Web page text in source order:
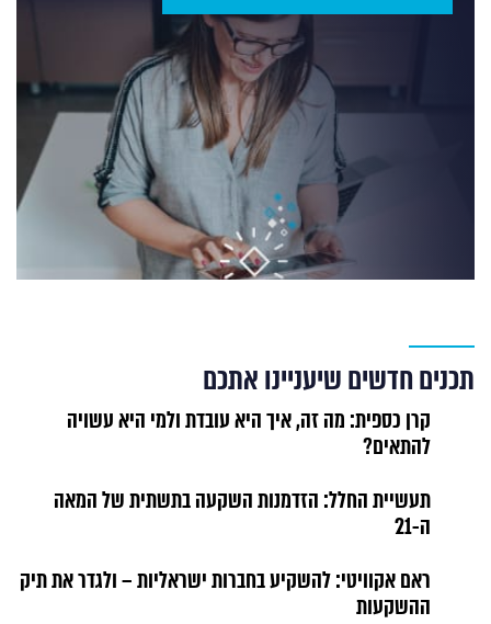
תכנים חדשים שיעניינו אתכם
קרן כספית: מה זה, איך היא עובדת ולמי היא עשויה
להתאים?
תעשיית החלל: הזדמנות השקעה בתשתית של המאה
ה-21
ראם אקוויטי: להשקיע בחברות ישראליות – ולגדר את תיק
ההשקעות